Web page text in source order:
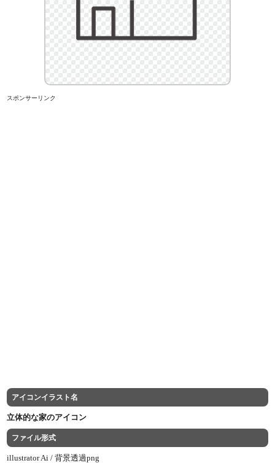
スポンサーリンク
アイコンイラスト名
立体的な家のアイコン
ファイル形式
illustrator Ai /背景透過png